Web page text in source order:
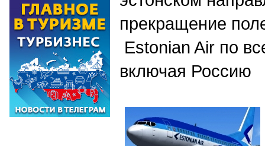
прекращение
Estonian Air по
включая Россию